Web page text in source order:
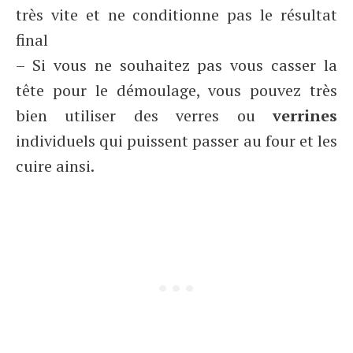
très vite et ne conditionne pas le résultat
final
– Si vous ne souhaitez pas vous casser la
tête pour le démoulage, vous pouvez très
bien utiliser des verres ouverrines
individuels qui puissent passer au four et les
cuire ainsi.